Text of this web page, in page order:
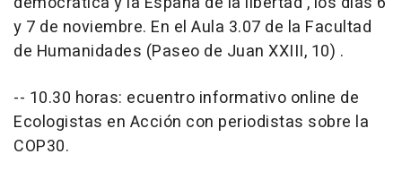
y 7 de noviembre. En el Aula 3.07 de la Facultad
de Humanidades (Paseo de Juan XXIII, 10) .
-- 10.30 horas: ecuentro informativo online de
Ecologistas en Acción con periodistas sobre la
COP30.